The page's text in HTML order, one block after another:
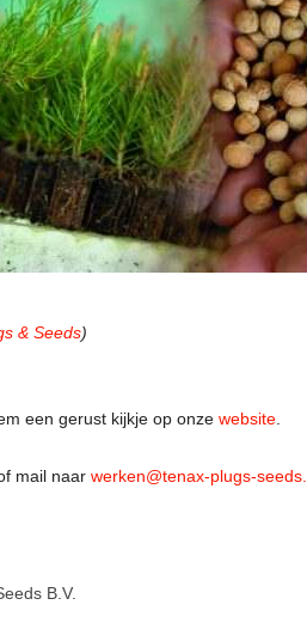
& Seeds)
een gerust kijkje op onze website.
mail naar werken@tenax-plugs-
B.V.